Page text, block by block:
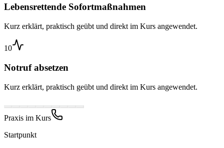
Lebensrettende Sofortmaßnahmen
Kurz erklärt, praktisch geübt und direkt im Kurs angewendet.
10
Notruf absetzen
Kurz erklärt, praktisch geübt und direkt im Kurs angewendet.
Praxis im Kurs
Startpunkt